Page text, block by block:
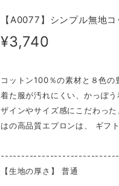
【A0077】シンプル無地
¥3,740
コットン100％の素材と８色
着た服が汚れにくい、かっぽ
ザインやサイズ感にこだわっ
はの高品質エプロンは、 ギフ
【生地の厚さ】 ​普通